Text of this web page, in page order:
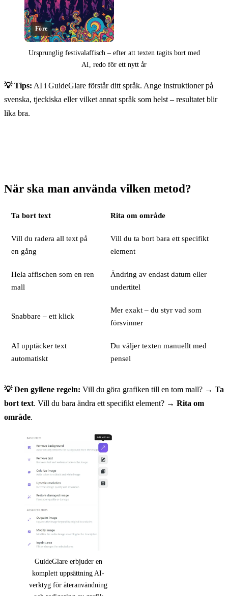
Före
Ursprunglig festivalaffisch – efter att texten tagits bort med
AI, redo för ett nytt år
💡 Tips: AI i GuideGlare förstår ditt språk. Ange instruktioner på
svenska, tjeckiska eller vilket annat språk som helst – resultatet blir
lika bra.
När ska man använda vilken metod?
Ta bort text Rita om område
Vill du radera all text på
en gång
Vill du ta bort bara ett specifikt
element
Hela affischen som en ren
mall
Ändring av endast datum eller
undertitel
Snabbare – ett klick
Mer exakt – du styr vad som
försvinner
AI upptäcker text
automatiskt
Du väljer texten manuellt med
pensel
💡 Den gyllene regeln: Vill du göra grafiken till en tom mall? → Ta
bort text. Vill du bara ändra ett specifikt element? → Rita om
område.
GuideGlare erbjuder en
komplett uppsättning AI-
verktyg för återanvändning